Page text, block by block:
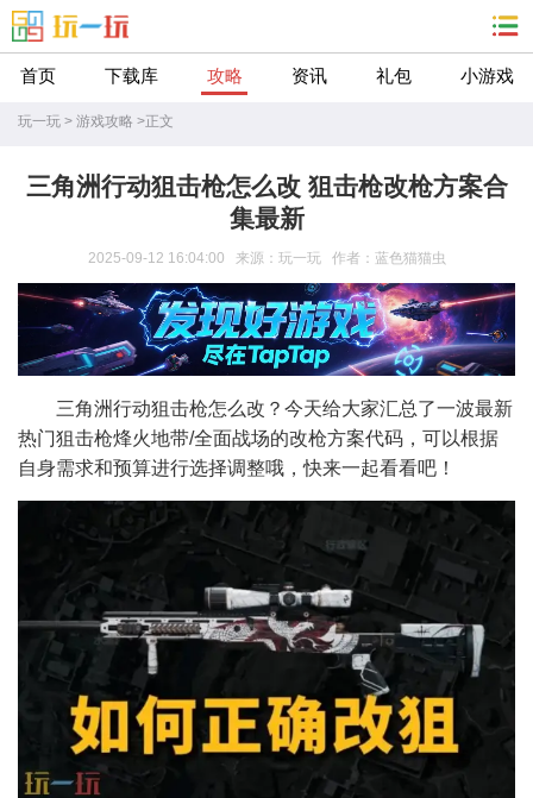
首页 下载库 攻略 资讯 礼包 小游戏
玩一玩 > 游戏攻略 >正文
三角洲行动狙击枪怎么改 狙击枪改枪方案合
集最新
2025-09-12 16:04:00 来源：玩一玩 作者：蓝色猫猫虫
三角洲行动狙击枪怎么改？今天给大家汇总了一波最新
热门狙击枪烽火地带/全面战场的改枪方案代码，可以根据
自身需求和预算进行选择调整哦，快来一起看看吧！